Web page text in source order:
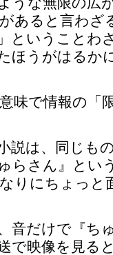
あると言わざ
ということわ
ほうがはるか
味で情報の「
説は、同じも
らさん』とい
りにちょっと
音だけで『ち
で映像を見る